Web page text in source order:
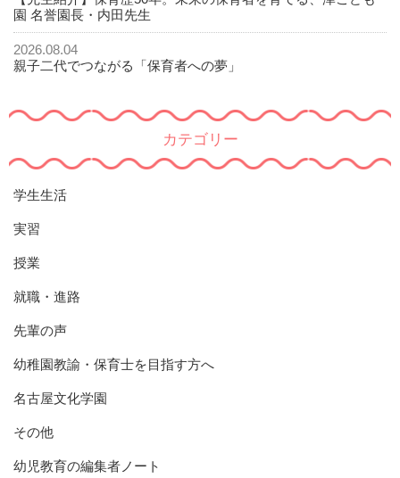
園 名誉園長・内田先生
2026.08.04
親子二代でつながる「保育者への夢」
カテゴリー
学生生活
実習
授業
就職・進路
先輩の声
幼稚園教諭・保育士を目指す方へ
名古屋文化学園
その他
幼児教育の編集者ノート